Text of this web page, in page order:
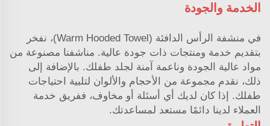
الخدمة والجودة
في منشفة الرأس الدافئة (Warm Hooded Towel)، نفخر
بتقديم خدمة ومنتجات ذات جودة عالية. مناشفنا مصنوعة من
مواد عالية الجودة وناعمة آمنة لجلد طفلك. بالإضافة إلى
ذلك، نقدم مجموعة من الأحجام والألوان لتلبية احتياجات
طفلك. إذا كان لديك أي أسئلة أو مخاوف، ففريق خدمة
العملاء لدينا دائمًا مستعد لمساعدتك.